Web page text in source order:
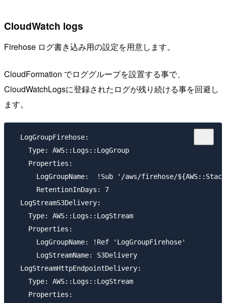
CloudWatch logs
Firehose ログ書き込み用の設定を用意します。
CloudFormation でロググループを設置する事で、
CloudWatchLogsに登録されたログが残り続ける事を回避し
ます。
  LogGroupFirehose:
    Type: AWS::Logs::LogGroup
    Properties:
LogGroupName:  !Sub '/aws/firehose/
      RetentionInDays: 7
  LogStreamS3Delivery:
    Type: AWS::Logs::LogStream
    Properties:
      LogGroupName: !Ref 'LogGroupFirehose'
      LogStreamName: S3Delivery
  LogStreamHttpEndpointDelivery:
    Type: AWS::Logs::LogStream
    Properties: